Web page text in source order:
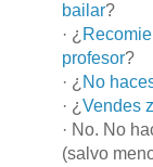
bailar?
· ¿
profesor?
· ¿ No
· ¿ Vendes
· No. No
(salvo